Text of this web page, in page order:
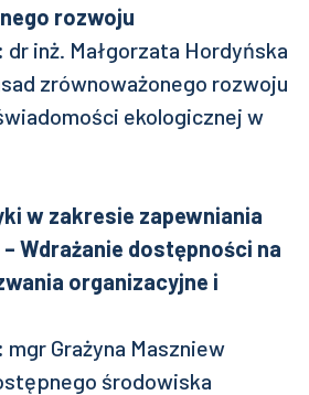
rozwoju
dr inż. Małgorzata Hordyńska
zrównoważonego rozwoju
ekologicznej w
w zakresie zapewniania
Wdrażanie dostępności na
organizacyjne i
mgr Grażyna Maszniew
środowiska